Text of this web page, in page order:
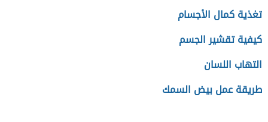
تغذية كمال الأجسام
كيفية تقشير الجسم
التهاب اللسان
طريقة عمل بيض السمك